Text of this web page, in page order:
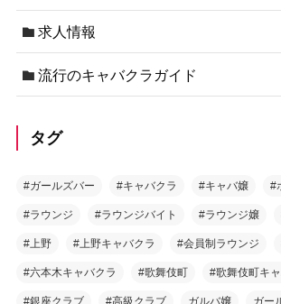
求人情報
流行のキャバクラガイド
タグ
#ガールズバー #キャバクラ #キャバ嬢 #
#ラウンジ #ラウンジバイト #ラウンジ嬢
#上野 #上野キャバクラ #会員制ラウンジ
#六本木キャバクラ #歌舞伎町 #歌舞伎町キ
#銀座クラブ #高級クラブ ガルバ嬢 ガー